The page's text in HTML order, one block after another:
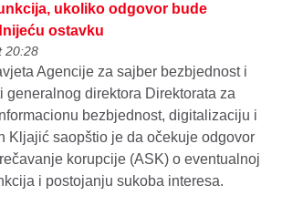
ukoliko odgovor bude
ostavku
20:28
Agencije za sajber bezbjednost i
generalnog direktora Direktorata za
bezbjednost, digitalizaciju i
Kljajić saopštio je da očekuje odgovor
korupcije (ASK) o eventualnoj
i postojanju sukoba interesa.